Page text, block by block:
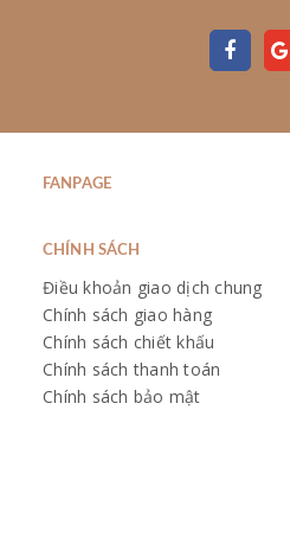
FANPAGE
CHÍNH SÁCH
Điều khoản giao dịch chung
Chính sách giao hàng
Chính sách chiết khấu
Chính sách thanh toán
Chính sách bảo mật